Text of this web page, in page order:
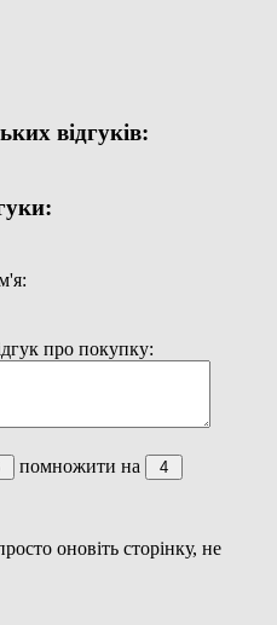
відгуків:
про покупку:
помножити на
оновіть сторінку, не